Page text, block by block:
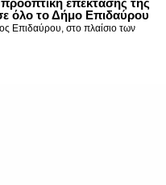
επέκτασης της
όλο το Δήμο Επιδαύρου
Επιδαύρου, στο πλαίσιο των